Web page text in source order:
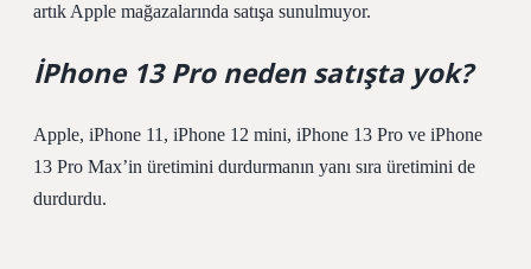
artık Apple mağazalarında satışa sunulmuyor.
İPhone 13 Pro neden satışta yok?
Apple, iPhone 11, iPhone 12 mini, iPhone 13 Pro ve iPhone
13 Pro Max’in üretimini durdurmanın yanı sıra üretimini de
durdurdu.